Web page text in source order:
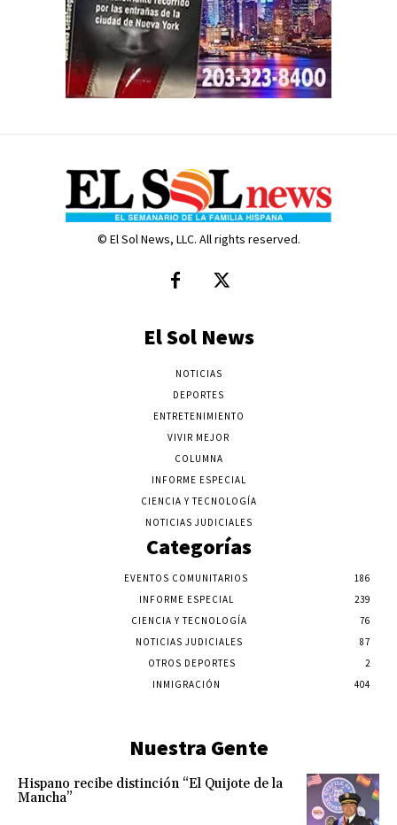
© El Sol News, LLC. All rights reserved.
El Sol News
NOTICIAS
DEPORTES
ENTRETENIMIENTO
VIVIR MEJOR
COLUMNA
INFORME ESPECIAL
CIENCIA Y TECNOLOGÍA
NOTICIAS JUDICIALES
Categorías
EVENTOS COMUNITARIOS
186
INFORME ESPECIAL
239
CIENCIA Y TECNOLOGÍA
76
NOTICIAS JUDICIALES
87
OTROS DEPORTES
2
INMIGRACIÓN
404
Nuestra Gente
Hispano recibe distinción “El Quijote de la
Mancha”